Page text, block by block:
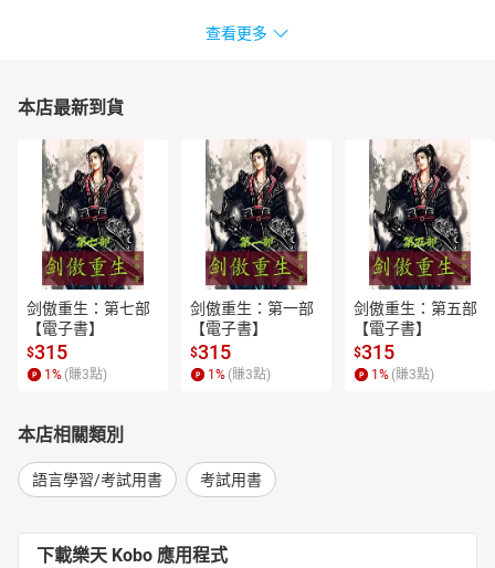
查看更多
本店最新到貨
剑傲重生：第七部
【電子書】
$315
1 % (賺3點)
剑傲重生：第一部
【電子書】
$315
1 % (賺3點)
剑傲重生：第五部
【電子書】
$315
1 % (賺3點)
本店相關類別
語言學習/考試用書 考試用書
下載樂天 Kobo 應用程式